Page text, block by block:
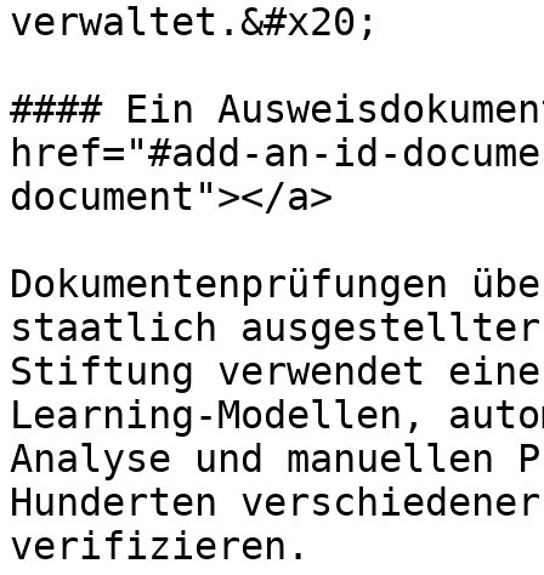
verwaltet.&#x20;
#### Ein
href="#add-an-id-
document"></a>
Dokumentenprüfungen
staatlich ausgestellter
Stiftung verwendet
Learning-Modellen,
Analyse und
Hunderten
verifizieren.